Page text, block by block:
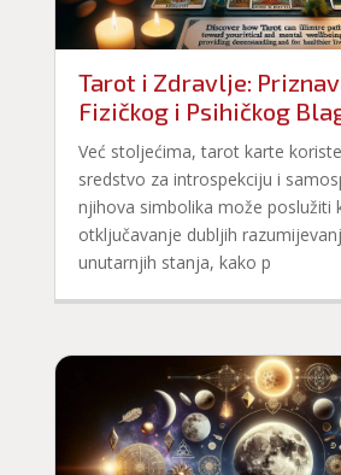
Tarot i Zdravlje:
Fizičkog i Psihičkog
Već stoljećima, tarot karte
sredstvo za introspekciju i
njihova simbolika može poslužiti
otključavanje dubljih
unutarnjih stanja, kako p